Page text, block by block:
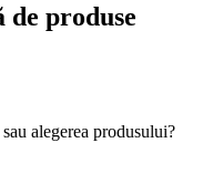
de produse
alegerea produsului?